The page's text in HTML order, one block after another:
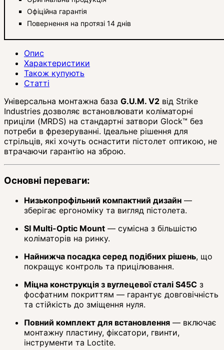
Офіційна гарантія
Повернення на протязі 14 днів
Опис
Характеристики
Також купують
Статті
Універсальна монтажна база G.U.M. V2 від Strike
Industries дозволяє встановлювати коліматорні
приціли (MRDS) на стандартні затвори Glock™ без
потреби в фрезеруванні. Ідеальне рішення для
стрільців, які хочуть оснастити пістолет оптикою, не
втрачаючи гарантію на зброю.
Основні переваги:
Низькопрофільний компактний дизайн —
зберігає ергономіку та вигляд пістолета.
SI Multi-Optic Mount — сумісна з більшістю
коліматорів на ринку.
Найнижча посадка серед подібних рішень, що
покращує контроль та прицілювання.
Міцна конструкція з вуглецевої сталі S45C з
фосфатним покриттям — гарантує довговічність
та стійкість до зміщення нуля.
Повний комплект для встановлення — включає
монтажну пластину, фіксатори, гвинти,
інструменти та Loctite.